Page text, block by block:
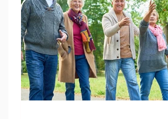
ktoré ponúkajú profesionálne
priamo u vás doma.
renomovaná agentúra pre
opatrovateľky na Slovensku,
viac ako